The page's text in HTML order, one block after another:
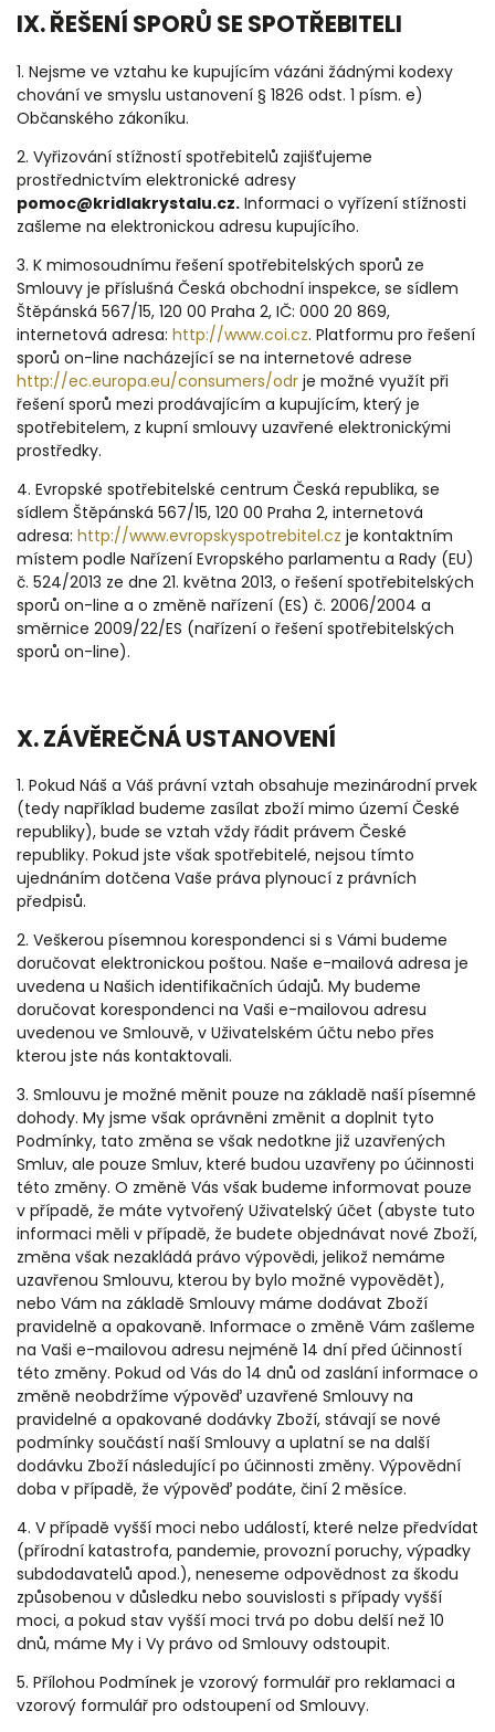
IX. ŘEŠENÍ SPORŮ SE SPOTŘEBITELI
1. Nejsme ve vztahu ke kupujícím vázáni žádnými kodexy
chování ve smyslu ustanovení § 1826 odst. 1 písm. e)
Občanského zákoníku.
2. Vyřizování stížností spotřebitelů zajišťujeme
prostřednictvím elektronické adresy
pomoc@kridlakrystalu.cz. Informaci o vyřízení stížnosti
zašleme na elektronickou adresu kupujícího.
3. K mimosoudnímu řešení spotřebitelských sporů ze
Smlouvy je příslušná Česká obchodní inspekce, se sídlem
Štěpánská 567/15, 120 00 Praha 2, IČ: 000 20 869,
internetová adresa: http://www.coi.cz. Platformu pro řešení
sporů on-line nacházející se na internetové adrese
http://ec.europa.eu/consumers/odr je možné využít při
řešení sporů mezi prodávajícím a kupujícím, který je
spotřebitelem, z kupní smlouvy uzavřené elektronickými
prostředky.
4. Evropské spotřebitelské centrum Česká republika, se
sídlem Štěpánská 567/15, 120 00 Praha 2, internetová
adresa: http://www.evropskyspotrebitel.cz je kontaktním
místem podle Nařízení Evropského parlamentu a Rady (EU)
č. 524/2013 ze dne 21. května 2013, o řešení spotřebitelských
sporů on-line a o změně nařízení (ES) č. 2006/2004 a
směrnice 2009/22/ES (nařízení o řešení spotřebitelských
sporů on-line).
X. ZÁVĚREČNÁ USTANOVENÍ
1. Pokud Náš a Váš právní vztah obsahuje mezinárodní prvek
(tedy například budeme zasílat zboží mimo území České
republiky), bude se vztah vždy řádit právem České
republiky. Pokud jste však spotřebitelé, nejsou tímto
ujednáním dotčena Vaše práva plynoucí z právních
předpisů.
2. Veškerou písemnou korespondenci si s Vámi budeme
doručovat elektronickou poštou. Naše e-mailová adresa je
uvedena u Našich identifikačních údajů. My budeme
doručovat korespondenci na Vaši e-mailovou adresu
uvedenou ve Smlouvě, v Uživatelském účtu nebo přes
kterou jste nás kontaktovali.
3. Smlouvu je možné měnit pouze na základě naší písemné
dohody. My jsme však oprávněni změnit a doplnit tyto
Podmínky, tato změna se však nedotkne již uzavřených
Smluv, ale pouze Smluv, které budou uzavřeny po účinnosti
této změny. O změně Vás však budeme informovat pouze
v případě, že máte vytvořený Uživatelský účet (abyste tuto
informaci měli v případě, že budete objednávat nové Zboží,
změna však nezakládá právo výpovědi, jelikož nemáme
uzavřenou Smlouvu, kterou by bylo možné vypovědět),
nebo Vám na základě Smlouvy máme dodávat Zboží
pravidelně a opakovaně. Informace o změně Vám zašleme
na Vaši e-mailovou adresu nejméně 14 dní před účinností
této změny. Pokud od Vás do 14 dnů od zaslání informace o
změně neobdržíme výpověď uzavřené Smlouvy na
pravidelné a opakované dodávky Zboží, stávají se nové
podmínky součástí naší Smlouvy a uplatní se na další
dodávku Zboží následující po účinnosti změny. Výpovědní
doba v případě, že výpověď podáte, činí 2 měsíce.
4. V případě vyšší moci nebo událostí, které nelze předvídat
(přírodní katastrofa, pandemie, provozní poruchy, výpadky
subdodavatelů apod.), neneseme odpovědnost za škodu
způsobenou v důsledku nebo souvislosti s případy vyšší
moci, a pokud stav vyšší moci trvá po dobu delší než 10
dnů, máme My i Vy právo od Smlouvy odstoupit.
5. Přílohou Podmínek je vzorový formulář pro reklamaci a
vzorový formulář pro odstoupení od Smlouvy.